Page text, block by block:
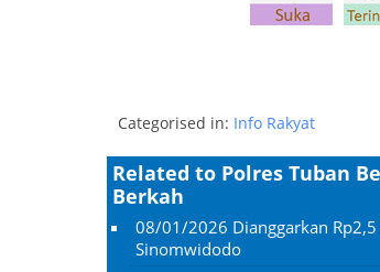
Categorised in: Info Rakyat
Related to Polres Tuban
Berkah
08/01/2026 Dianggarkan
Sinomwidodo